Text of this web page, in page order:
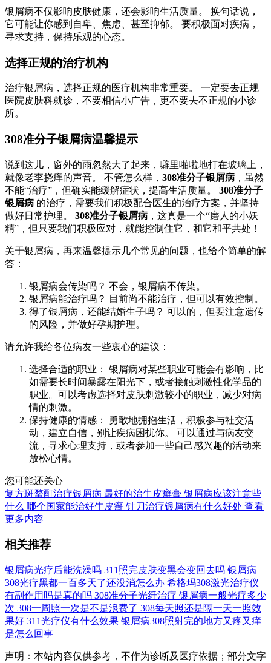
银屑病不仅影响皮肤健康，还会影响生活质量。 换句话说，
它可能让你感到自卑、焦虑、甚至抑郁。 要积极面对疾病，
寻求支持，保持乐观的心态。
选择正规的治疗机构
治疗银屑病，选择正规的医疗机构非常重要。 一定要去正规
医院皮肤科就诊，不要相信小广告，更不要去不正规的小诊
所。
308准分子银屑病温馨提示
说到这儿，窗外的雨忽然大了起来，噼里啪啦地打在玻璃上，
就像老李挠痒的声音。 不管怎么样， 308准分子银屑病 ，虽然
不能“治疗”，但确实能缓解症状，提高生活质量。 308准分子
银屑病 的治疗，需要我们积极配合医生的治疗方案，并坚持
做好日常护理。 308准分子银屑病 ，这真是一个“磨人的小妖
精”，但只要我们积极应对，就能控制住它，和它和平共处！
关于银屑病，再来温馨提示几个常见的问题，也给个简单的解
答：
银屑病会传染吗？ 不会，银屑病不传染。
银屑病能治疗吗？ 目前尚不能治疗，但可以有效控制。
得了银屑病，还能结婚生子吗？ 可以的，但要注意遗传
的风险，并做好孕期护理。
请允许我给各位病友一些衷心的建议：
选择合适的职业： 银屑病对某些职业可能会有影响，比
如需要长时间暴露在阳光下，或者接触刺激性化学品的
职业。可以考虑选择对皮肤刺激较小的职业，减少对病
情的刺激。
保持健康的情感： 勇敢地拥抱生活，积极参与社交活
动，建立自信，别让疾病困扰你。 可以通过与病友交
流，寻求心理支持，或者参加一些自己感兴趣的活动来
放松心情。
您可能还关心
复方斑蝥酊治疗银屑病 最好的治牛皮癣膏 银屑病应该注意些
什么 哪个国家能治好牛皮癣 针刀治疗银屑病有什么好处 查看
更多内容
相关推荐
银屑病光疗后能洗澡吗 311照完皮肤变黑会变回去吗 银屑病
308光疗黑都一百多天了还没消怎么办 希格玛308激光治疗仪
有副作用吗是真的吗 308准分子光纤治疗 银屑病一般光疗多少
次 308一周照一次是不是浪费了 308每天照还是隔一天一照效
果好 311光疗仪有什么效果 银屑病308照射完的地方又疼又痒
是怎么回事
声明：本站内容仅供参考，不作为诊断及医疗依据；部分文字